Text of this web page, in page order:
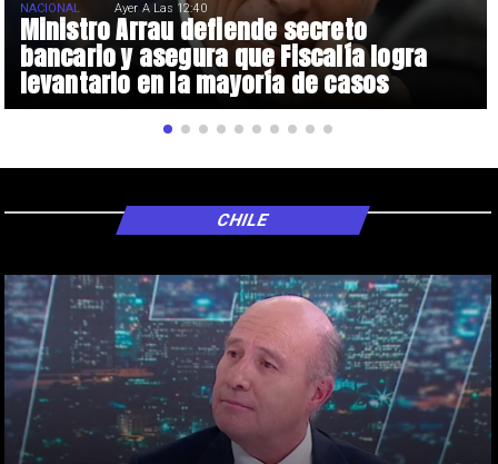
Ministro Arrau defiende secreto
bancario y asegura que Fiscalía logra
levantarlo en la mayoría de casos
NACIONAL Ayer A Las 12:40
CHILE